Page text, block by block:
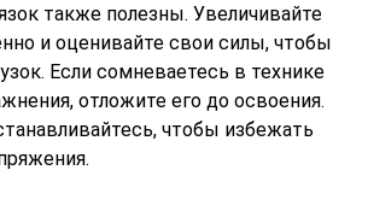
также полезны. Увеличивайте
и оценивайте свои силы, чтобы
Если сомневаетесь в технике
отложите его до освоения.
чтобы избежать